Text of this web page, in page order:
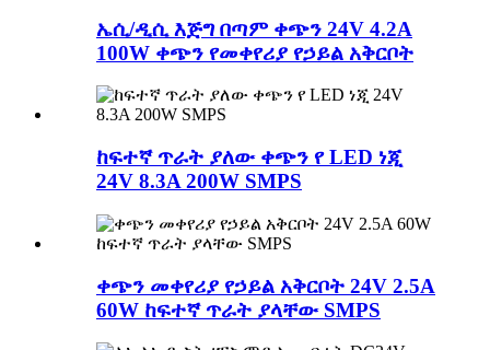
ኤሲ/ዲሲ እጅግ በጣም ቀጭን 24V 4.2A
100W ቀጭን የመቀየሪያ የኃይል አቅርቦት
ከፍተኛ ጥራት ያለው ቀጭን የ LED ነጂ
24V 8.3A 200W SMPS
ቀጭን መቀየሪያ የኃይል አቅርቦት 24V 2.5A
60W ከፍተኛ ጥራት ያላቸው SMPS